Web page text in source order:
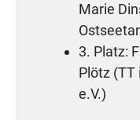
Marie
3. Platz:
Plötz (TT
e.V.)